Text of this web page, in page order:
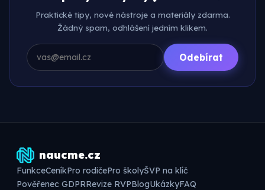
Praktické tipy, nové nástroje a materiály zdarma.
Žádný spam, odhlášení jedním klikem.
Odebírat
naucme.cz
FunkceCeníkPro rodičePro školyŠVP na klíč
Pověřenec GDPRRevize RVPBlogUkázkyFAQ